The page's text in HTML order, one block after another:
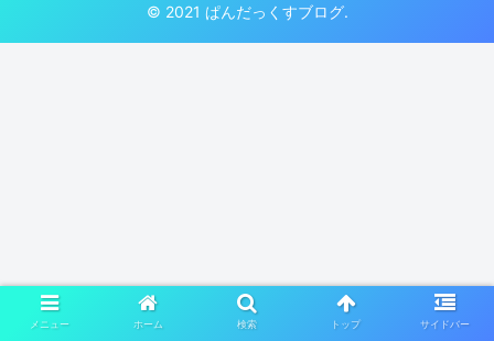
© 2021 ぱんだっくすブログ.
メニュー ホーム 検索 トップ サイドバー